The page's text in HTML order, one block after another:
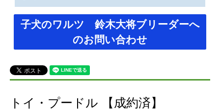
子犬のワルツ 鈴木大将ブリーダーへ
のお問い合わせ
トイ・プードル 【成約済】